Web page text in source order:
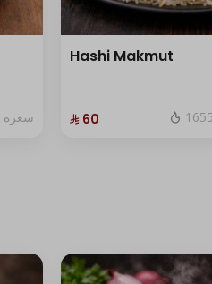
1820
Hashi Makmut
⁨⁦‪‬ 60⁩